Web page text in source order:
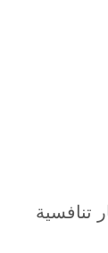
تنافسية